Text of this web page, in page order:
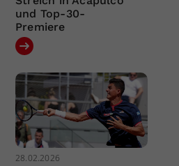
und Top-30-
Premiere
28.02.2026